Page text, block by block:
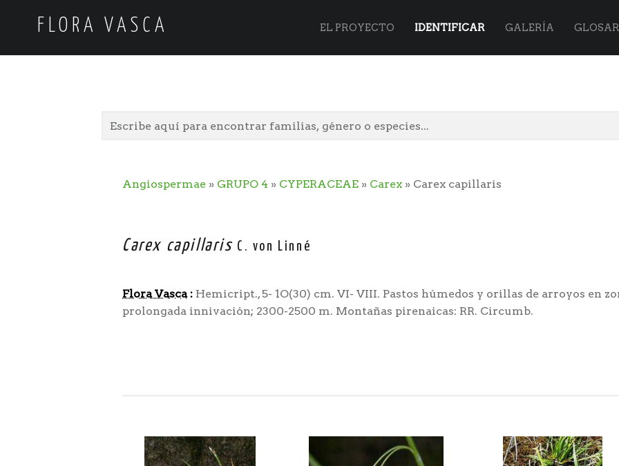
FLORA VASCA Flora
navigation
Skip
EL PROYECTO IDENTIFICAR GALERÍA
Angiospermae » GRUPO 4 » CYPERACEAE » Carex » Carex capillaris
Carex capillaris C. von Linné
Flora Vasca: Hemicript., 5- 1O(30) cm. VI- VIII. Pastos húmedos y orillas de arroyos en
prolongada innivación; 2300-2500 m. Montañas pirenaicas: RR. Circumb.